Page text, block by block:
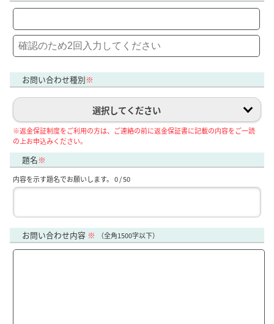
お問い合わせ種別※
選択してください
※返金保証制度をご利用の方は、ご連絡の前に返金保証書に記載の内容をご一読
の上お申込みください。
題名※
内容を示す題名でお願いします。 0/ 50
お問い合わせ内容 ※ （全角1500字以下）